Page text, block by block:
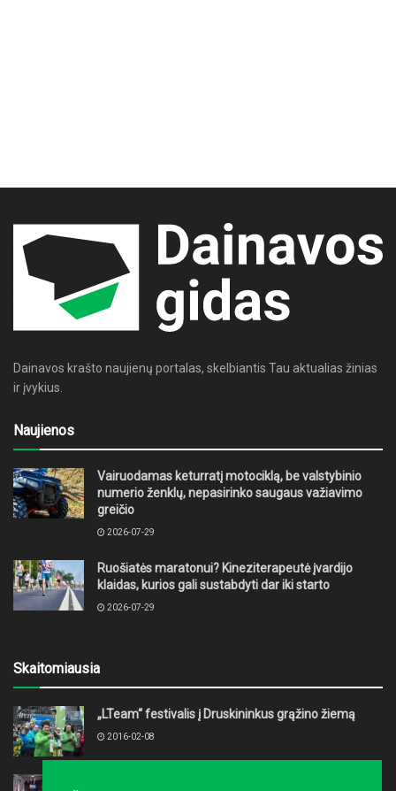
Dainavos krašto naujienų portalas, skelbiantis Tau aktualias žinias
ir įvykius.
Naujienos
Vairuodamas keturratį motociklą, be valstybinio
numerio ženklų, nepasirinko saugaus važiavimo
greičio
2026-07-29
Ruošiatės maratonui? Kineziterapeutė įvardijo
klaidas, kurios gali sustabdyti dar iki starto
2026-07-29
Skaitomiausia
„LTeam“ festivalis į Druskininkus grąžino žiemą
2016-02-08